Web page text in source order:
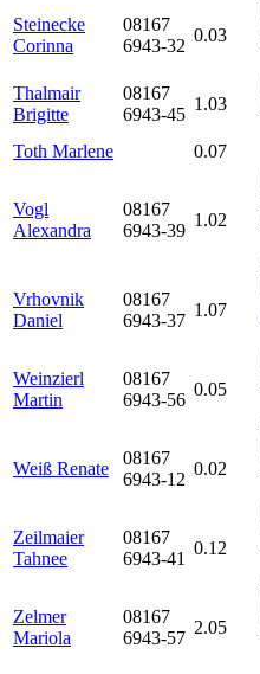
Steinecke
Corinna
08167
6943-32
0.03
Thalmair
Brigitte
08167
6943-45
1.03
Toth Marlene
0.07
Vogl
Alexandra
08167
6943-39
1.02
Vrhovnik
Daniel
08167
6943-37
1.07
Weinzierl
Martin
08167
6943-56
0.05
Weiß Renate
08167
6943-12
0.02
Zeilmaier
Tahnee
08167
6943-41
0.12
Zelmer
Mariola
08167
6943-57
2.05